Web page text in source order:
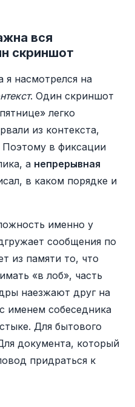
вся
скриншот
я насмотрелся на
. Один скриншот
легко
из контекста,
Поэтому в фиксации
а непрерывная
в каком порядке и
именно у
сообщения по
из памяти то, что
«в лоб», часть
наезжают друг на
именем собеседника
Для бытового
документа, который
придраться к